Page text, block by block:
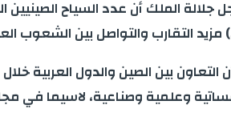
جلالة الملك أن عدد السياح
مزيد التقارب والتواصل بين الشعوب
التعاون بين الصين والدول العربية
وعلمية وصناعية، لاسيما في مجال